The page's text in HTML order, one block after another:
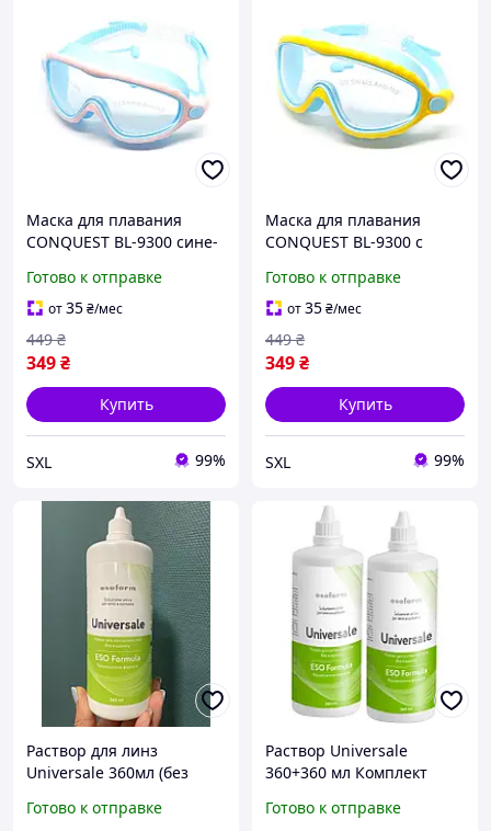
Маска для плавания
CONQUEST BL-9300 сине-
поликарбонатные линзы
силиконовый
уплотнитель для
открытой
Готово к отправке
от35₴/мес
349₴
449 ₴
Купить
SXL 99%
Маска для плавания
CONQUEST BL-9300 с
линзами и силиконовым
уплотнителем синяя-
желтая для
Готово к отправке
от35₴/мес
349₴
449 ₴
Купить
SXL 99%
Раствор для линз
Universale 360мл (без
для линз Universale
Готово к отправке
Раствор Universale
360+360 мл Комплект
Готово к отправке